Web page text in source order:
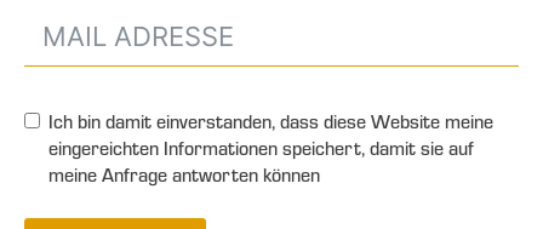
Ich bin damit einverstanden, dass diese Website meine
eingereichten Informationen speichert, damit sie auf
meine Anfrage antworten können